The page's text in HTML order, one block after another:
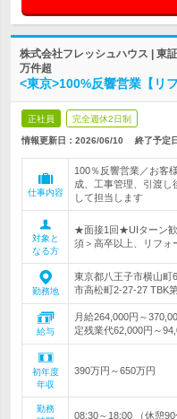
株式会社フレッシュハウス | 東
万件超
<東京>100%反響営業【リ
正社員 完全週休2日制
情報更新日：2026/06/10 終了予定
仕事内容
100％反響営業／お客
成、工事管理、引渡し
して担当します
対象と
なる方
★面接1回★UIターン
須＞高卒以上、リフォ
勤務地
東京都八王子市横山町
市高松町2-27-27 TBK
給与
月給264,000円～
定残業代62,000円～
初年度
年収
390万円～650万円
勤務
08:30～18:00 （休憩